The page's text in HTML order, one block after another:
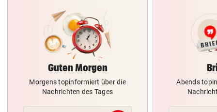
Guten Morgen
Morgens topinformiert über die
Nachrichten des Tages
Abends